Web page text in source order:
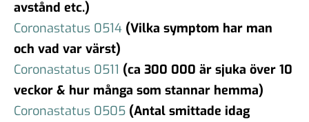
avstånd etc.)
Coronastatus 0514 (Vilka symptom har man
och vad var värst)
Coronastatus 0511 (ca 300 000 är sjuka över 10
veckor & hur många som stannar hemma)
Coronastatus 0505 (Antal smittade idag